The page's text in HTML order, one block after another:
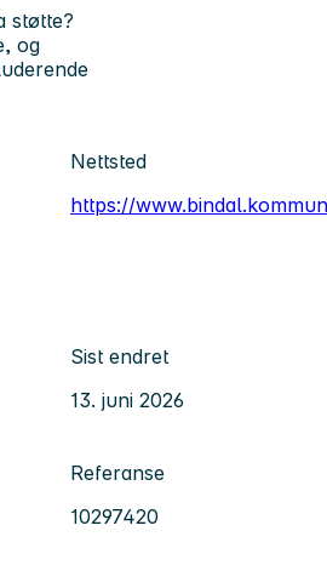
støtte?
og
Nettsted
https://
Sist endret
13. juni 2026
Referanse
10297420